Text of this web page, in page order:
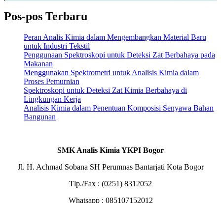
Pos-pos Terbaru
Peran Analis Kimia dalam Mengembangkan Material Baru
untuk Industri Tekstil
Penggunaan Spektroskopi untuk Deteksi Zat Berbahaya pada
Makanan
Menggunakan Spektrometri untuk Analisis Kimia dalam
Proses Pemurnian
Spektroskopi untuk Deteksi Zat Kimia Berbahaya di
Lingkungan Kerja
Analisis Kimia dalam Penentuan Komposisi Senyawa Bahan
Bangunan
SMK Analis Kimia YKPI Bogor
Jl. H. Achmad Sobana SH Perumnas Bantarjati Kota Bogor
Tlp./Fax : (0251) 8312052
Whatsapp : 085107152012